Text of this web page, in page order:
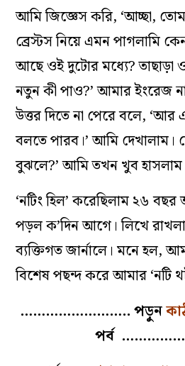
আমি জিজ্ঞেস করি, ‘আচ্ছা,
ব্রেস্টস নিয়ে এমন পাগলামি
আছে ওই দুটোর মধ্যে? তাছাড়া
নতুন কী পাও?’ আমার
উত্তর দিতে না পেরে বলে, ‘আর
বলতে পারব।’ আমি
বুঝলে?’ আমি তখন খুব
‘নটিং হিল’ করেছিলাম ২৬
পড়ল ক’দিন আগে। লিখে
ব্যক্তিগত জার্নালে। মনে হল,
বিশেষ পছন্দ করে আমার ‘নটি
…………………….. পড়ুন
পর্ব